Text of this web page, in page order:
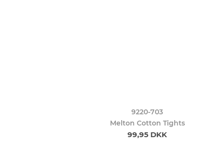
9220-703
Melton Cotton Tights
99,95 DKK